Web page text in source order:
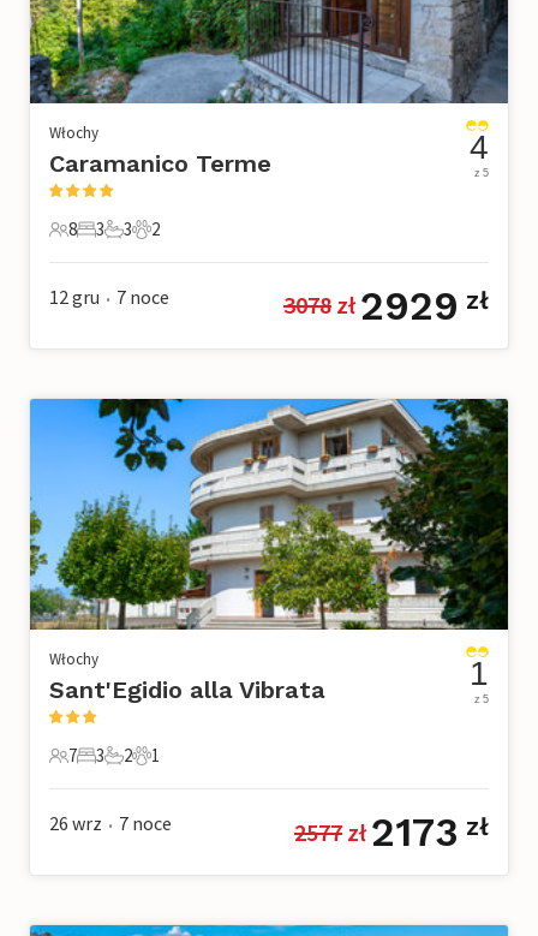
Włochy
Caramanico Terme
8 Goście
8
3 Sypialnie
3
3 Łazienki
3
2 Zwierzęta domowe
2
4
z 5
12 gru • 7 noce 3078 zł 2929 zł
Włochy
Sant'Egidio alla Vibrata
7 Goście
7
3 Sypialnie
3
2 Łazienki
2
1 Zwierzę domowe
1
1
z 5
26 wrz • 7 noce 2577 zł 2173 zł